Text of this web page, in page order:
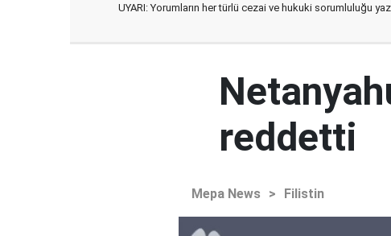
UYARI: Yorumların her türlü cezai ve hukuki sorumluluğu
reddetti
Mepa News > Filistin